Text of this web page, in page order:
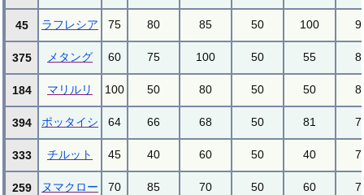
45 ラフレシア 75 80 85 50 100
375 メタング 60 75 100 50 55
184 マリルリ 100 50 80 50 50
394 ポッタイシ 64 66 68 50 81
333 チルット 45 40 60 50 40
259 ヌマクロー 70 85 70 50 60